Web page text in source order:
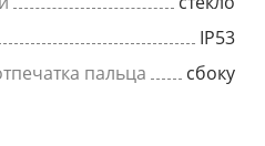
IP53
пальца
сбоку